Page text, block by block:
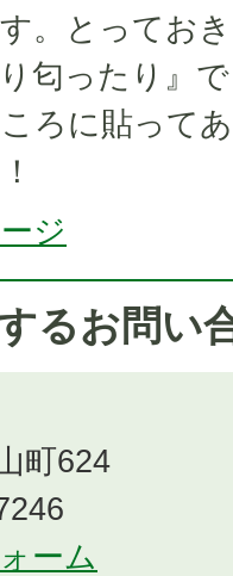
。とってお
匂ったり』
ろに貼って
ジ
るお問い
町624
ーム